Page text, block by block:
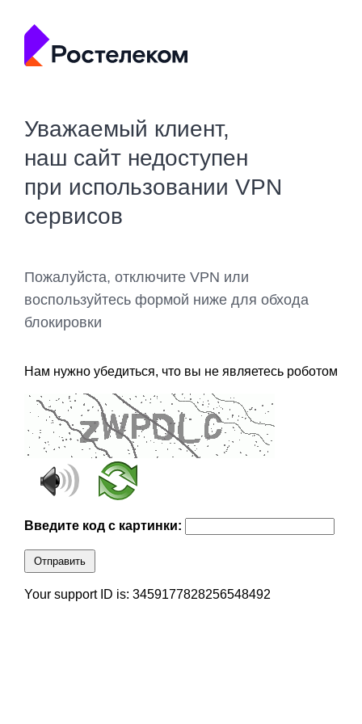
Уважаемый клиент,
наш сайт недоступен
при использовании VPN
сервисов
Пожалуйста, отключите VPN или
воспользуйтесь формой ниже для обхода
блокировки
Нам нужно убедиться, что вы не являетесь роботом
Введите код с картинки:
Отправить
Your support ID is: 3459177828256548492